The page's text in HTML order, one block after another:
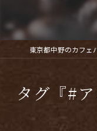
タグ『#